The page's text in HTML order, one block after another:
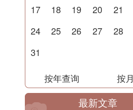
17
18 19 20 21
24
25 26 27 28
31
按年查询 按
最新文章